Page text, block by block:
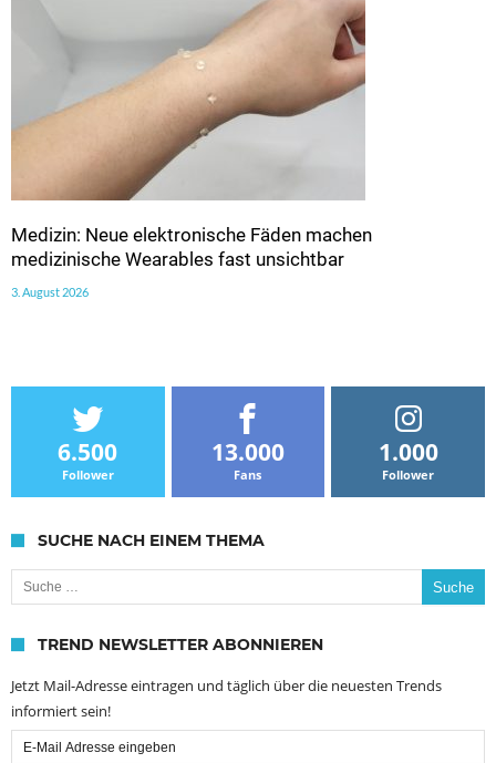
Medizin: Neue elektronische Fäden machen
medizinische Wearables fast unsichtbar
3. August 2026
6.500
Follower
13.000
Fans
1.000
Follower
SUCHE NACH EINEM THEMA
Suche nach:
TREND NEWSLETTER ABONNIEREN
Jetzt Mail-Adresse eintragen und täglich über die neuesten Trends
informiert sein!
Email
Subscription